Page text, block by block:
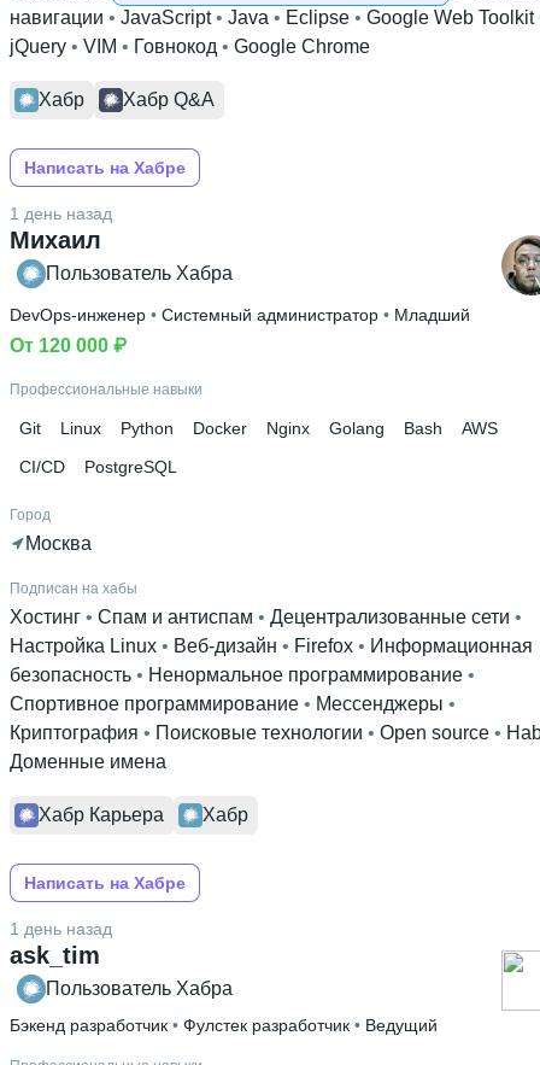
навигации • JavaScript • Java • Eclipse • Google Web Toolkit
jQuery • VIM • Говнокод • Google Chrome
Хабр Хабр Q&A
Написать на Хабре
Михаил
1 день назад
Пользователь Хабра
DevOps-инженер • Системный администратор • Младший
От 120 000 ₽
Профессиональные навыки
Git Linux Python Docker Nginx Golang Bash
AWS
CI/CD
PostgreSQL
Город
Москва
Подписан на хабы
Хостинг • Спам и антиспам • Децентрализованные сети
Настройка Linux • Веб-дизайн • Firefox • Информационная
безопасность • Ненормальное программирование
Спортивное программирование • Мессенджеры
Криптография • Поисковые технологии • Open source •
Доменные имена
Хабр Карьера Хабр
Написать на Хабре
ask_tim
1 день назад
Пользователь Хабра
Бэкенд разработчик • Фулстек разработчик • Ведущий